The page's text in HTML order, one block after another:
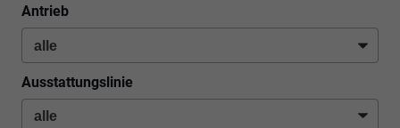
Antrieb
Ausstattungslinie